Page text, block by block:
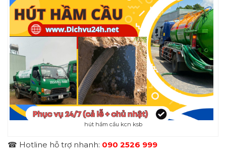
hút hầm cầu kcn ksb
☎ Hotline hỗ trợ nhanh: 090 2526 999